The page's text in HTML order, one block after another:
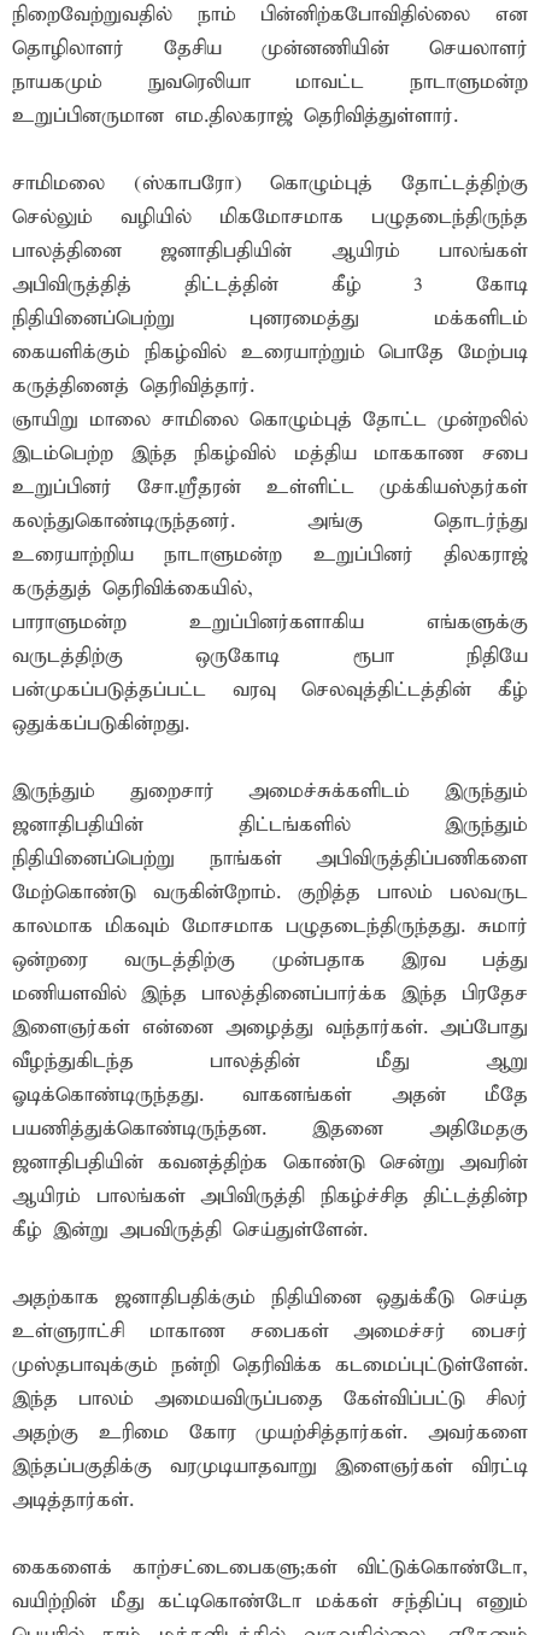
நிறைவேற்றுவதில் நாம் பின்னிற்கபோவிதில்லை என
தொழிலாளர் தேசிய முன்னணியின் செயலாளர்
நாயகமும் நுவரெலியா மாவட்ட நாடாளுமன்ற
உறுப்பினருமான எம.திலகராஜ் தெரிவித்துள்ளார்.
சாமிமலை (ஸ்காபரோ) கொழும்புத் தோட்டத்திற்கு
செல்லும் வழியில் மிகமோசமாக பழுதடைந்திருந்த
பாலத்தினை ஜனாதிபதியின் ஆயிரம் பாலங்கள்
அபிவிருத்தித் திட்டத்தின் கீழ் 3 கோடி
நிதியினைப்பெற்று புனரமைத்து மக்களிடம்
கையளிக்கும் நிகழ்வில் உரையாற்றும் பொதே மேற்படி
கருத்தினைத் தெரிவித்தார்.
ஞாயிறு மாலை சாமிலை கொழும்புத் தோட்ட முன்றலில்
இடம்பெற்ற இந்த நிகழ்வில் மத்திய மாககாண சபை
உறுப்பினர் சோ.ஸ்ரீதரன் உள்ளிட்ட முக்கியஸ்தர்கள்
கலந்துகொண்டிருந்தனர். அங்கு தொடர்ந்து
உரையாற்றிய நாடாளுமன்ற உறுப்பினர் திலகராஜ்
கருத்துத் தெரிவிக்கையில்,
பாராளுமன்ற உறுப்பினர்களாகிய எங்களுக்கு
வருடத்திற்கு ஒருகோடி ரூபா நிதியே
பன்முகப்படுத்தப்பட்ட வரவு செலவுத்திட்டத்தின் கீழ்
ஒதுக்கப்படுகின்றது.
இருந்தும் துறைசார் அமைச்சுக்களிடம் இருந்தும்
ஜனாதிபதியின் திட்டங்களில் இருந்தும்
நிதியினைப்பெற்று நாங்கள் அபிவிருத்திப்பணிகளை
மேற்கொண்டு வருகின்றோம். குறித்த பாலம் பலவருட
காலமாக மிகவும் மோசமாக பழுதடைந்திருந்தது. சுமார்
ஒன்றரை வருடத்திற்கு முன்பதாக இரவ பத்து
மணியளவில் இந்த பாலத்தினைப்பார்க்க இந்த பிரதேச
இளைஞர்கள் என்னை அழைத்து வந்தார்கள். அப்போது
வீழந்துகிடந்த பாலத்தின் மீது ஆறு
ஓடிக்கொண்டிருந்தது. வாகனங்கள் அதன் மீதே
பயணித்துக்கொண்டிருந்தன. இதனை அதிமேதகு
ஜனாதிபதியின் கவனத்திற்க கொண்டு சென்று அவரின்
ஆயிரம் பாலங்கள் அபிவிருத்தி நிகழ்ச்சித திட்டத்தின்p
கீழ் இன்று அபவிருத்தி செய்துள்ளேன்.
அதற்காக ஜனாதிபதிக்கும் நிதியினை ஒதுக்கீடு செய்த
உள்ளுராட்சி மாகாண சபைகள் அமைச்சர் பைசர்
முஸ்தபாவுக்கும் நன்றி தெரிவிக்க கடமைப்புட்டுள்ளேன்.
இந்த பாலம் அமையவிருப்பதை கேள்விப்பட்டு சிலர்
அதற்கு உரிமை கோர முயற்சித்தார்கள். அவர்களை
இந்தப்பகுதிக்கு வரமுடியாதவாறு இளைஞர்கள் விரட்டி
அடித்தார்கள்.
கைகளைக் காற்சட்டைபைகளு;கள் விட்டுக்கொண்டோ,
வயிற்றின் மீது கட்டிகொண்டோ மக்கள் சந்திப்பு எனும்